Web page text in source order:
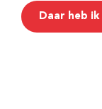
Daar heb ik